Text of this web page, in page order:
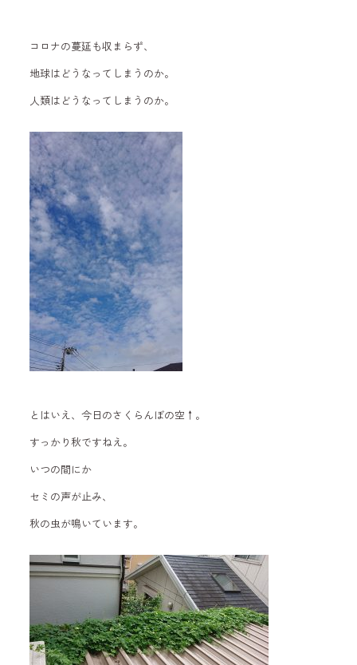
コロナの蔓延も収まらず、
地球はどうなってしまうのか。
人類はどうなってしまうのか。
とはいえ、今日のさくらんぼの空↑。
すっかり秋ですねえ。
いつの間にか
セミの声が止み、
秋の虫が鳴いています。